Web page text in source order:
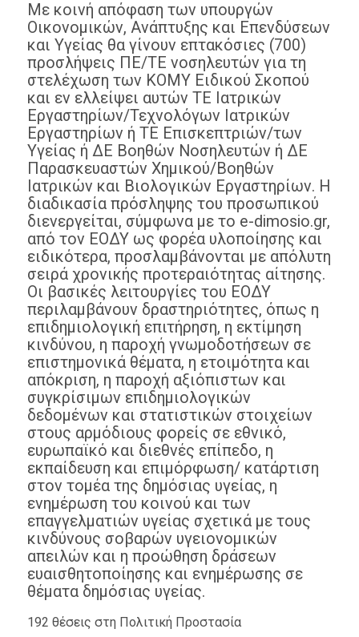
Με κοινή απόφαση των υπουργών
Οικονομικών, Ανάπτυξης και Επενδύσεων
και Υγείας θα γίνουν επτακόσιες (700)
προσλήψεις ΠΕ/TE νοσηλευτών για τη
στελέχωση των ΚΟΜΥ Ειδικού Σκοπού
και εν ελλείψει αυτών ΤΕ Ιατρικών
Εργαστηρίων/Τεχνολόγων Ιατρικών
Εργαστηρίων ή ΤΕ Επισκεπτριών/των
Υγείας ή ΔΕ Βοηθών Νοσηλευτών ή ΔΕ
Παρασκευαστών Χημικού/Βοηθών
Ιατρικών και Βιολογικών Εργαστηρίων. Η
διαδικασία πρόσληψης του προσωπικού
διενεργείται, σύμφωνα με το e-dimosio.gr,
από τον ΕΟΔΥ ως φορέα υλοποίησης και
ειδικότερα, προσλαμβάνονται με απόλυτη
σειρά χρονικής προτεραιότητας αίτησης.
Οι βασικές λειτουργίες του ΕΟΔΥ
περιλαμβάνουν δραστηριότητες, όπως η
επιδημιολογική επιτήρηση, η εκτίμηση
κινδύνου, η παροχή γνωμοδοτήσεων σε
επιστημονικά θέματα, η ετοιμότητα και
απόκριση, η παροχή αξιόπιστων και
συγκρίσιμων επιδημιολογικών
δεδομένων και στατιστικών στοιχείων
στους αρμόδιους φορείς σε εθνικό,
ευρωπαϊκό και διεθνές επίπεδο, η
εκπαίδευση και επιμόρφωση/ κατάρτιση
στον τομέα της δημόσιας υγείας, η
ενημέρωση του κοινού και των
επαγγελματιών υγείας σχετικά με τους
κινδύνους σοβαρών υγειονομικών
απειλών και η προώθηση δράσεων
ευαισθητοποίησης και ενημέρωσης σε
θέματα δημόσιας υγείας.
192 θέσεις στη Πολιτική Προστασία